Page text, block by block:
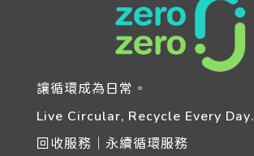
讓循環成為日常。
Live Circular, Recycle Every Day.
回收服務｜永續循環服務